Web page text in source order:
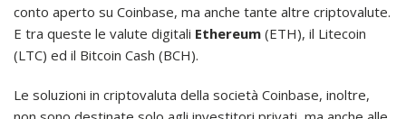
conto aperto su Coinbase, ma anche tante altre criptovalute.
E tra queste le valute digitali Ethereum (ETH), il Litecoin
(LTC) ed il Bitcoin Cash (BCH).
Le soluzioni in criptovaluta della società Coinbase, inoltre,